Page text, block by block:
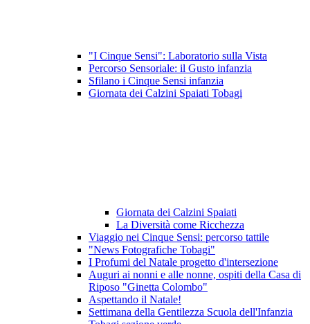
"I Cinque Sensi": Laboratorio sulla Vista
Percorso Sensoriale: il Gusto infanzia
Sfilano i Cinque Sensi infanzia
Giornata dei Calzini Spaiati Tobagi
Giornata dei Calzini Spaiati
La Diversità come Ricchezza
Viaggio nei Cinque Sensi: percorso tattile
"News Fotografiche Tobagi"
I Profumi del Natale progetto d'intersezione
Auguri ai nonni e alle nonne, ospiti della Casa di
Riposo "Ginetta Colombo"
Aspettando il Natale!
Settimana della Gentilezza Scuola dell'Infanzia